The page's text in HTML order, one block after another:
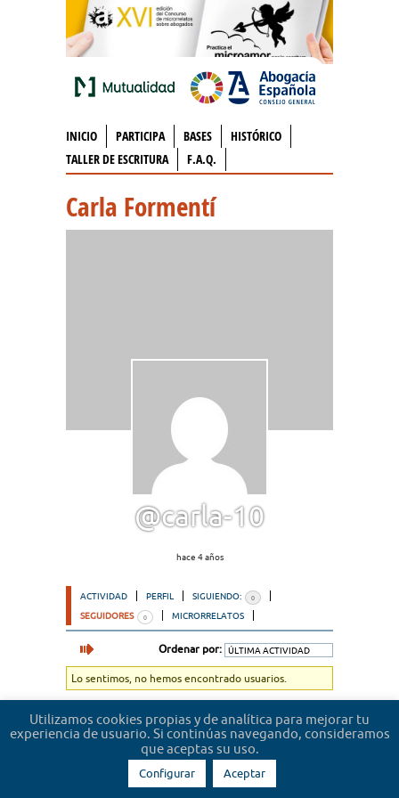
INICIO PARTICIPA BASES
HISTÓRICO
TALLER DE ESCRITURA
F.A.Q.
Carla Formentí
@carla-10
hace 4 años
ACTIVIDAD PERFIL SIGUIENDO: 0
SEGUIDORES 0 MICRORRELATOS
Ordenar por:
Lo sentimos, no hemos encontrado usuarios.
Utilizamos cookies propias y de analítica para mejorar tu
experiencia de usuario. Si continúas navegando, consideramos
que aceptas su uso.
Configurar Aceptar